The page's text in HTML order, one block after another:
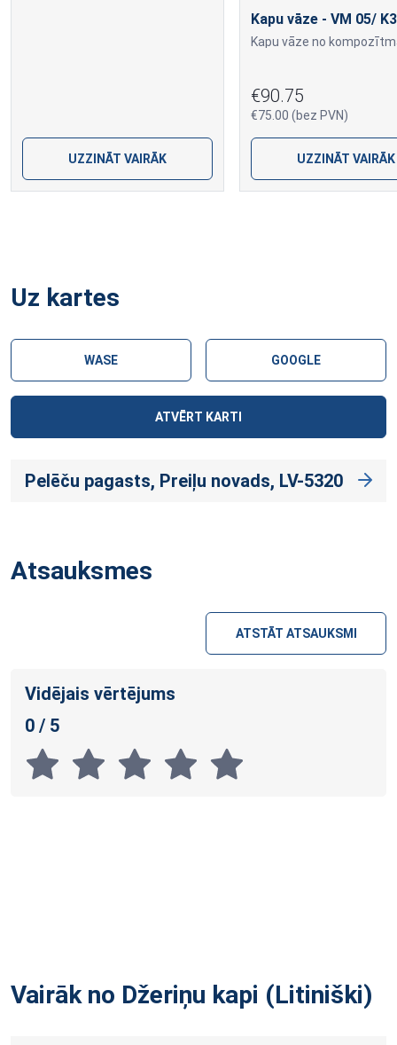
UZZINĀT VAIRĀK
Kapu vāze - VM 05/ K3
€90.75
€75.00 (bez PVN)
UZZINĀT VAIRĀK
Uz kartes
WASE GOOGLE
ATVĒRT KARTI
Pelēču pagasts, Preiļu novads, LV-5320
Atsauksmes
ATSTĀT ATSAUKSMI
Vidējais vērtējums
0 / 5
Vairāk no Džeriņu kapi (Litiniški)